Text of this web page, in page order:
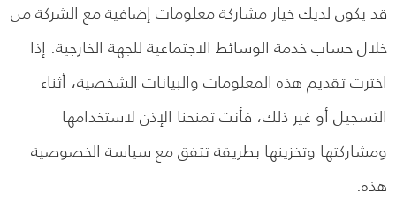
قد يكون لديك خيار مشاركة معلومات إضافية مع الشركة من
خلال حساب خدمة الوسائط الاجتماعية للجهة الخارجية. إذا
اخترت تقديم هذه المعلومات والبيانات الشخصية، أثناء
التسجيل أو غير ذلك، فأنت تمنحنا الإذن لاستخدامها
ومشاركتها وتخزينها بطريقة تتفق مع سياسة الخصوصية
هذه.